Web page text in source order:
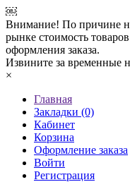
￼
Внимание! По причине
рынке стоимость
оформления заказа.
Извините за временные
×
Главная
Закладки (0)
Кабинет
Корзина
Оформление заказа
Войти
Регистрация